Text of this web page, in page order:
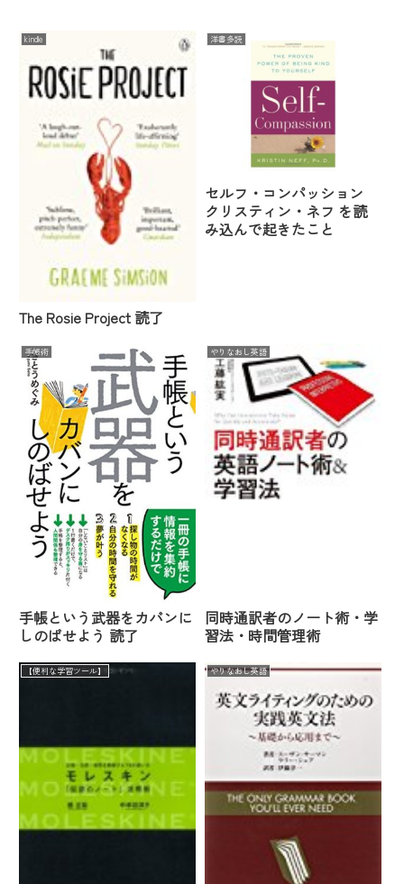
kindle
The Rosie Project 読了
洋書多読
セルフ・コンパッション
クリスティン・ネフ を読
み込んで起きたこと
手帳術
手帳という武器をカバンに
しのばせよう 読了
やりなおし英語
同時通訳者のノート術・学
習法・時間管理術
【便利な学習ツール】 やりなおし英語